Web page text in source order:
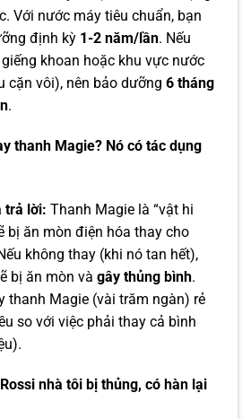
Với nước máy tiêu chuẩn, bạn
định kỳ 1-2 năm/lần. Nếu
khoan hoặc khu vực nước
cặn vôi), nên bảo dưỡng 6 tháng
.
thanh Magie? Nó có tác dụng
trả lời: Thanh Magie là “vật hi
bị ăn mòn điện hóa thay cho
không thay (khi nó tan hết),
bị ăn mòn và gây thủng bình.
thanh Magie (vài trăm ngàn) rẻ
so với việc phải thay cả bình
nhà tôi bị thủng, có hàn lại